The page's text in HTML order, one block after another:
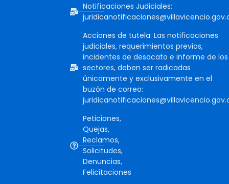
Notificaciones Judiciales:
Acciones de tutela: Las notificaciones
judiciales, requerimientos previos,
incidentes de desacato e informe de los
sectores, deben ser radicadas
únicamente y exclusivamente en el
buzón de correo:
Peticiones,
Quejas,
Reclamos,
Solicitudes,
Denuncias,
Felicitaciones